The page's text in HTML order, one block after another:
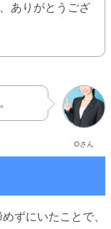
ありがとうござ
Oさん
ずにいたことで、